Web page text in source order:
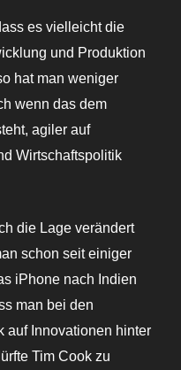
es vielleicht die
und Produktion
hat man weniger
wenn das dem
agiler auf
Wirtschaftspolitik
die Lage verändert
schon seit einiger
iPhone nach Indien
man bei den
auf Innovationen hinter
Tim Cook zu